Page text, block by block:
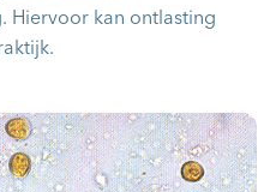
Hiervoor kan ontlasting